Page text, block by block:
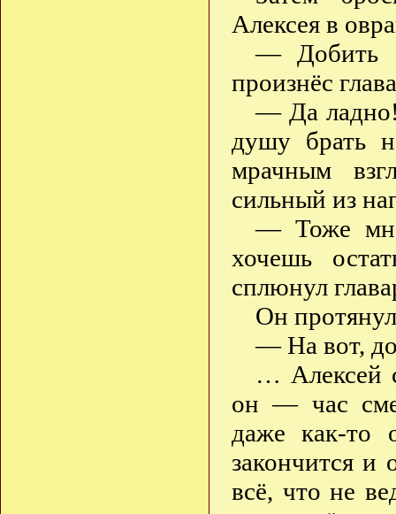
Алексея в
— Добить
произнёс
— Да
душу брать
мрачным
сильный из
— Тоже
хочешь
сплюнул
Он
— На вот,
… Алексей
он — час
даже как-то
закончится и
всё, что не